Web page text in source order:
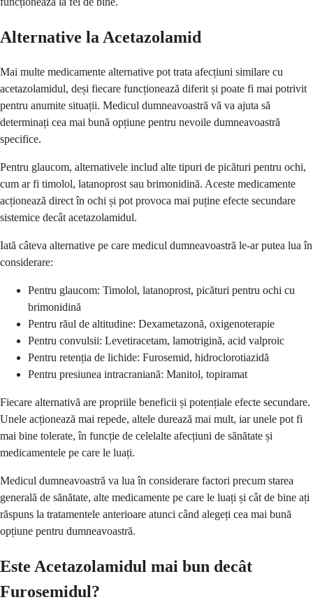
Alternative la Acetazolamid
Mai multe medicamente alternative pot trata afecțiuni similare cu
acetazolamidul, deși fiecare funcționează diferit și poate fi mai potrivit
pentru anumite situații. Medicul dumneavoastră vă va ajuta să
determinați cea mai bună opțiune pentru nevoile dumneavoastră
specifice.
Pentru glaucom, alternativele includ alte tipuri de picături pentru ochi,
cum ar fi timolol, latanoprost sau brimonidină. Aceste medicamente
acționează direct în ochi și pot provoca mai puține efecte secundare
sistemice decât acetazolamidul.
Iată câteva alternative pe care medicul dumneavoastră le-ar putea lua în
considerare:
Pentru glaucom: Timolol, latanoprost, picături pentru ochi cu
brimonidină
Pentru răul de altitudine: Dexametazonă, oxigenoterapie
Pentru convulsii: Levetiracetam, lamotrigină, acid valproic
Pentru retenția de lichide: Furosemid, hidroclorotiazidă
Pentru presiunea intracraniană: Manitol, topiramat
Fiecare alternativă are propriile beneficii și potențiale efecte secundare.
Unele acționează mai repede, altele durează mai mult, iar unele pot fi
mai bine tolerate, în funcție de celelalte afecțiuni de sănătate și
medicamentele pe care le luați.
Medicul dumneavoastră va lua în considerare factori precum starea
generală de sănătate, alte medicamente pe care le luați și cât de bine ați
răspuns la tratamentele anterioare atunci când alegeți cea mai bună
opțiune pentru dumneavoastră.
Este Acetazolamidul mai bun decât
Furosemidul?